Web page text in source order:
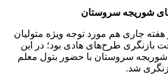
شوریجه سروستان
هفته جاری هم مورد توجه ویژه متولیان
بازنگری طرح‌های هادی بود؛ در این
سروستان با حضور بتول معلم
شد.